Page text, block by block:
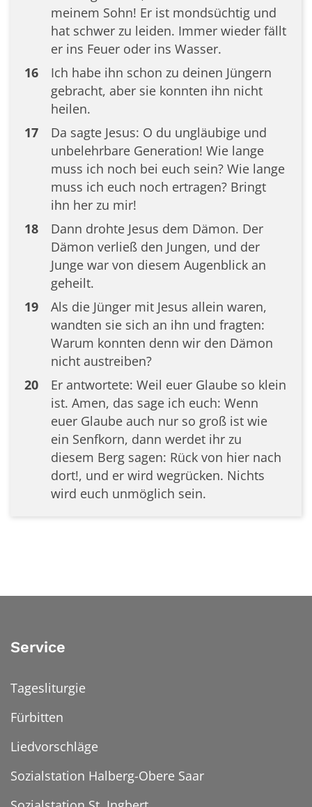
meinem Sohn! Er ist mondsüchtig und
hat schwer zu leiden. Immer wieder fällt
er ins Feuer oder ins Wasser.
16
Ich habe ihn schon zu deinen Jüngern
gebracht, aber sie konnten ihn nicht
heilen.
17
Da sagte Jesus: O du ungläubige und
unbelehrbare Generation! Wie lange
muss ich noch bei euch sein? Wie lange
muss ich euch noch ertragen? Bringt
ihn her zu mir!
18
Dann drohte Jesus dem Dämon. Der
Dämon verließ den Jungen, und der
Junge war von diesem Augenblick an
geheilt.
19
Als die Jünger mit Jesus allein waren,
wandten sie sich an ihn und fragten:
Warum konnten denn wir den Dämon
nicht austreiben?
20
Er antwortete: Weil euer Glaube so klein
ist. Amen, das sage ich euch: Wenn
euer Glaube auch nur so groß ist wie
ein Senfkorn, dann werdet ihr zu
diesem Berg sagen: Rück von hier nach
dort!, und er wird wegrücken. Nichts
wird euch unmöglich sein.
Service
Tagesliturgie
Fürbitten
Liedvorschläge
Sozialstation Halberg-Obere Saar